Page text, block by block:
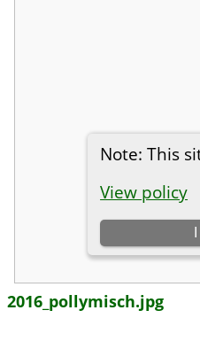
2016_pollymisch.jpg